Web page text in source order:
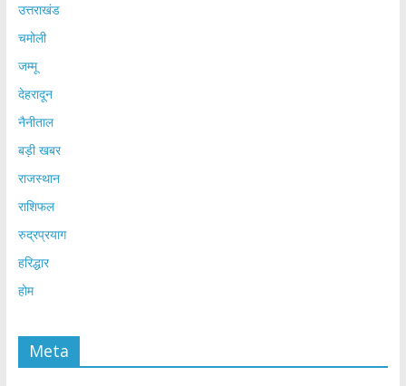
उत्तराखंड
चमोली
जम्मू
देहरादून
नैनीताल
बड़ी खबर
राजस्थान
राशिफल
रुद्रप्रयाग
हरिद्धार
होम
Meta